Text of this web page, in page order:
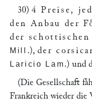
30) 4 Preise,
den Anbau der
der schottischen
Mill .), der
Laricio Lam.) und
(Die Gesellschaft
Frankreich wieder die